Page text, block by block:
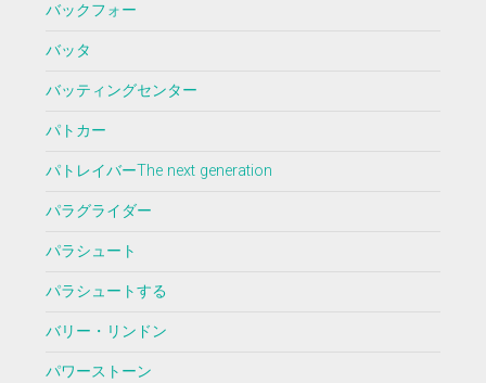
バックフォー
バッタ
バッティングセンター
パトカー
パトレイバーThe next generation
パラグライダー
パラシュート
パラシュートする
バリー・リンドン
パワーストーン